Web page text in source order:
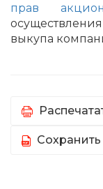
прав
выкупа
Сохранить